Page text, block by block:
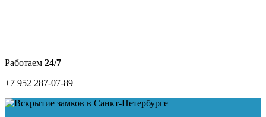
Работаем 24/7
+7 952 287-07-89